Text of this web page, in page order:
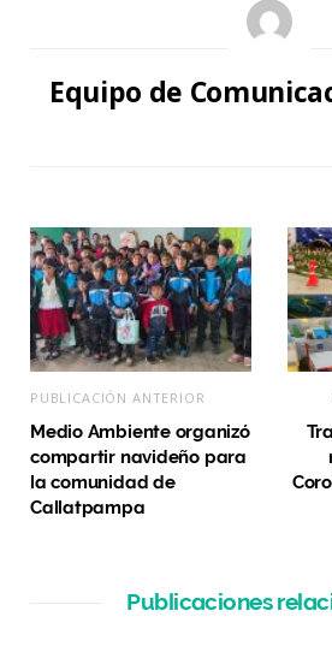
Equipo de
PUBLICACIÓN ANTERIOR
Medio Ambiente organizó
compartir navideño para
la comunidad de
Callatpampa
Publicaciones